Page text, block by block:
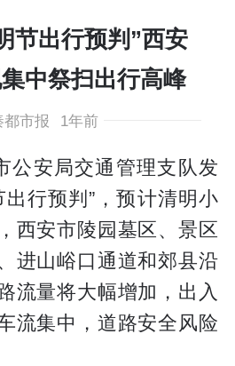
节出行预判”西安
中祭扫出行高峰
都市报 1年前
公安局交通管理支队发
出行预判”，预计清明小
西安市陵园墓区、景区
进山峪口通道和郊县沿
流量将大幅增加，出入
流集中，道路安全风险